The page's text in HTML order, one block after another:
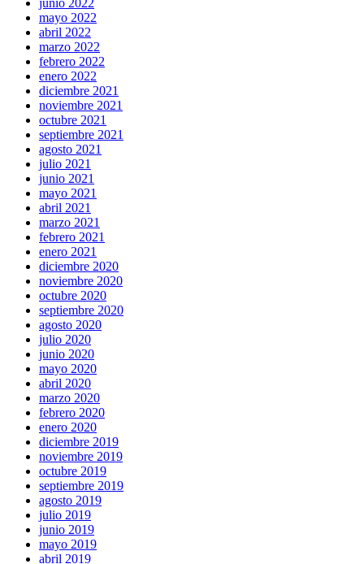
mayo 2022
abril 2022
marzo 2022
febrero 2022
enero 2022
diciembre 2021
noviembre 2021
octubre 2021
septiembre 2021
agosto 2021
julio 2021
junio 2021
mayo 2021
abril 2021
marzo 2021
febrero 2021
enero 2021
diciembre 2020
noviembre 2020
octubre 2020
septiembre 2020
agosto 2020
julio 2020
junio 2020
mayo 2020
abril 2020
marzo 2020
febrero 2020
enero 2020
diciembre 2019
noviembre 2019
octubre 2019
septiembre 2019
agosto 2019
julio 2019
junio 2019
mayo 2019
abril 2019